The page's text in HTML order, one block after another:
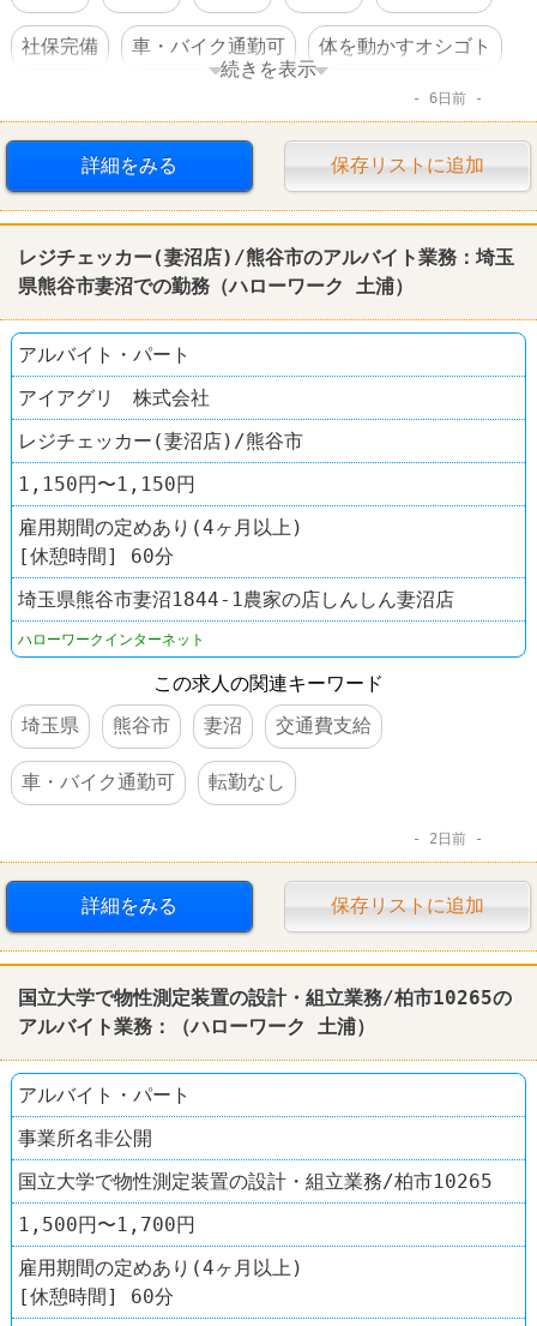
社保完備 車・バイク通勤可 体を動かすオシゴト
続きを表示
6日前
詳細をみる 保存リストに追加
レジチェッカー(妻沼店)/熊谷市のアルバイト業務：埼玉
県熊谷市妻沼での勤務（ハローワーク 土浦）
アルバイト・パート
アイアグリ 株式会社
レジチェッカー(妻沼店)/熊谷市
1,150円〜1,150円
雇用期間の定めあり(4ヶ月以上)
[休憩時間] 60分
埼玉県熊谷市妻沼1844-1農家の店しんしん妻沼店
ハローワークインターネット
この求人の関連キーワード
埼玉県
熊谷市 妻沼 交通費支給
車・バイク通勤可 転勤なし
2日前
詳細をみる 保存リストに追加
国立大学で物性測定装置の設計・組立業務/柏市10265の
アルバイト業務：（ハローワーク 土浦）
アルバイト・パート
事業所名非公開
国立大学で物性測定装置の設計・組立業務/柏市10265
1,500円〜1,700円
雇用期間の定めあり(4ヶ月以上)
[休憩時間] 60分